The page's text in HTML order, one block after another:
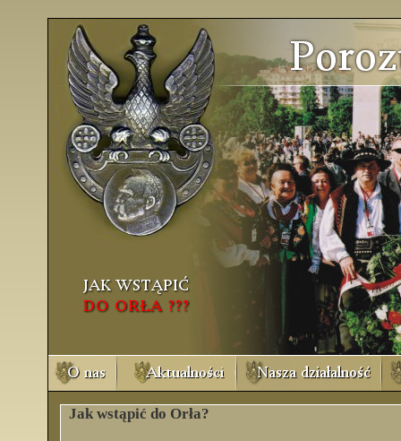
Jak wstąpić do Orła?